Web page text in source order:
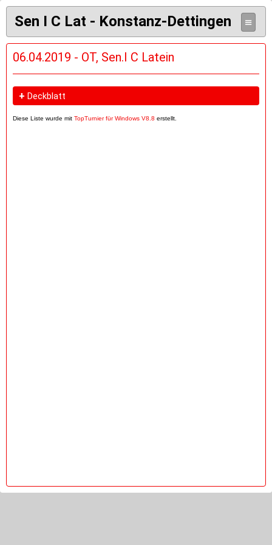
Sen I C Lat - Konstanz-Dettingen ≡
06.04.2019 - OT, Sen.I C Latein
+ Deckblatt
Diese Liste wurde mit TopTurnier für Windows V8.8 erstellt.